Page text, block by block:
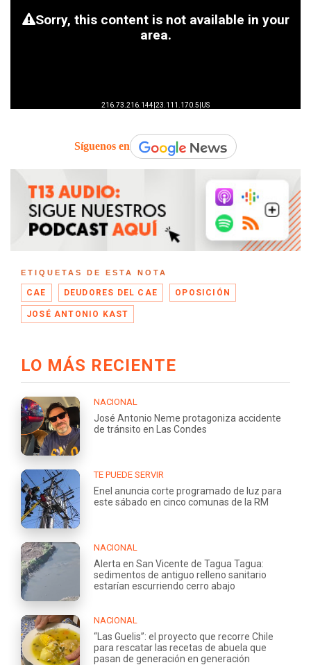
Síguenos en
ETIQUETAS DE ESTA NOTA
CAE DEUDORES DEL CAE OPOSICIÓN
JOSÉ ANTONIO KAST
LO MÁS RECIENTE
NACIONAL
José Antonio Neme protagoniza accidente
de tránsito en Las Condes
TE PUEDE SERVIR
Enel anuncia corte programado de luz para
este sábado en cinco comunas de la RM
NACIONAL
Alerta en San Vicente de Tagua Tagua:
sedimentos de antiguo relleno sanitario
estarían escurriendo cerro abajo
NACIONAL
“Las Guelis”: el proyecto que recorre Chile
para rescatar las recetas de abuela que
pasan de generación en generación